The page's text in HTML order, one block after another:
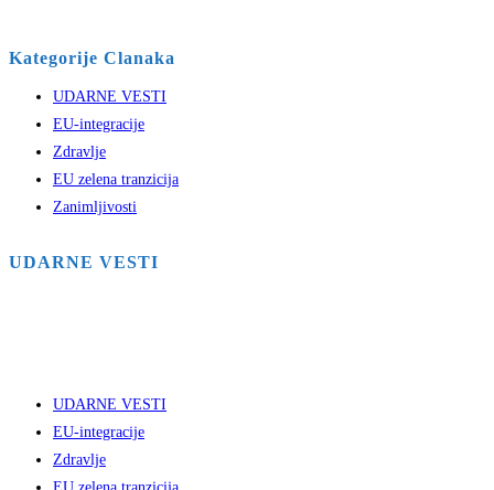
Kategorije Clanaka
UDARNE VESTI
EU-integracije
Zdravlje
EU zelena tranzicija
Zanimljivosti
UDARNE VESTI
UDARNE VESTI
EU-integracije
Zdravlje